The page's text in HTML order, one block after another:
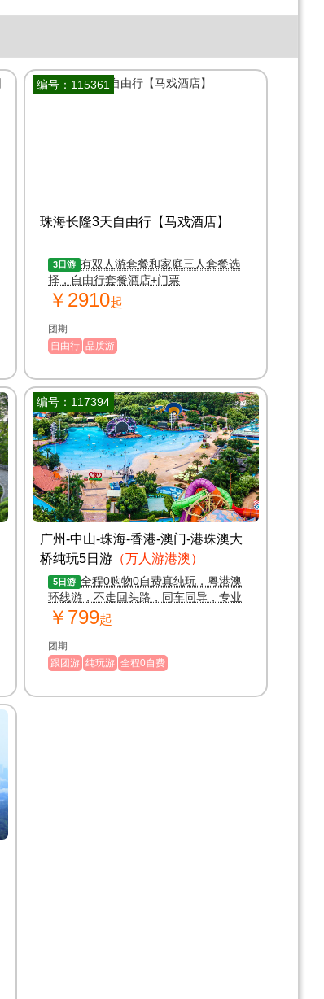
编号：115361
珠海长隆3天自由行【马戏酒店】
3日游 有双人游套餐和家庭三人套餐选
择，自由行套餐酒店+门票
￥2910起
团期
自由行 品质游
编号：117394
广州-中山-珠海-香港-澳门-港珠澳大
桥纯玩5日游 （万人游港澳）
5日游 全程0购物0自费真纯玩，粤港澳
环线游，不走回头路，同车同导，专业
操作，行程安排恰到好处轻松完美游
￥799起
团期
跟团游 纯玩游 全程0自费